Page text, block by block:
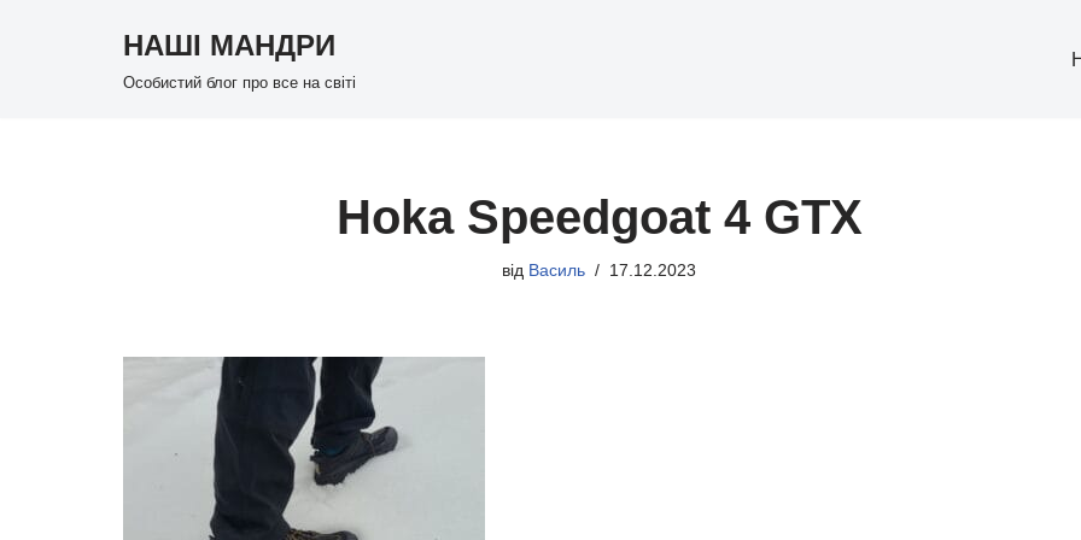
НАШІ МАНДРИ
Особистий блог про все на світі
Hoka Speedgoat 4 GTX
від Василь 17.12.2023